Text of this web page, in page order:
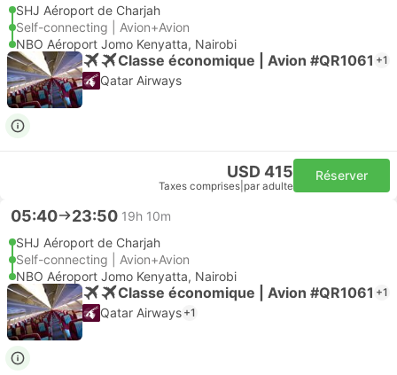
SHJ Aéroport de Charjah
Self-connecting | Avion+Avion
NBO Aéroport Jomo Kenyatta, Nairobi
Classe économique | Avion #QR1061 +1
Qatar Airways
USD 415
Taxes comprises par adulte
Réserver
05:40 23:50 19h 10m
SHJ Aéroport de Charjah
Self-connecting | Avion+Avion
NBO Aéroport Jomo Kenyatta, Nairobi
Classe économique | Avion #QR1061 +1
Qatar Airways +1